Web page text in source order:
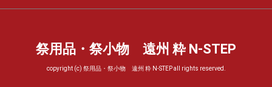
祭用品・祭小物 遠州 粋 N-STEP
copyright (c) 祭用品・祭小物 遠州 粋 N-STEP all rights reserved.